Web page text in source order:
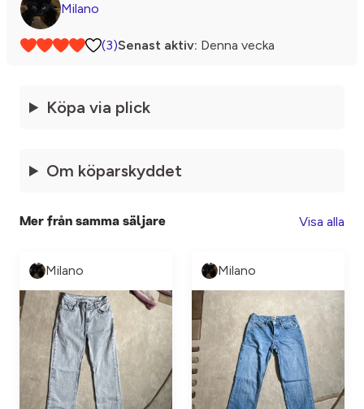
Milano
(3)Senast aktiv: Denna vecka
Köpa via plick
Om köparskyddet
Mer från samma säljare Visa alla
Milano Milano